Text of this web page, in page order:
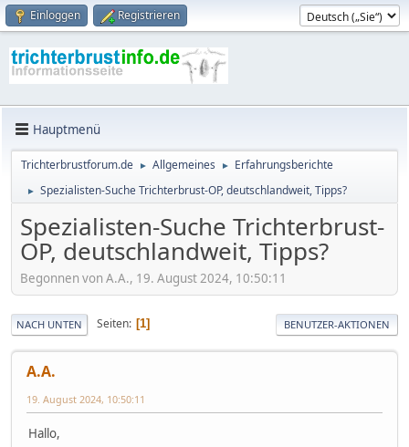
Einloggen Registrieren
Hauptmenü
Trichterbrustforum.de ► Allgemeines ► Erfahrungsberichte
► Spezialisten-Suche Trichterbrust-OP, deutschlandweit, Tipps?
Spezialisten-Suche Trichterbrust-
OP, deutschlandweit, Tipps?
Begonnen von A.A., 19. August 2024, 10:50:11
NACH UNTEN Seiten 1 BENUTZER-AKTIONEN
A.A.
19. August 2024, 10:50:11
Hallo,